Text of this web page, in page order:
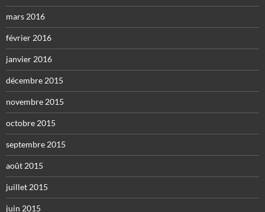
mars 2016
février 2016
janvier 2016
décembre 2015
novembre 2015
octobre 2015
septembre 2015
août 2015
juillet 2015
juin 2015